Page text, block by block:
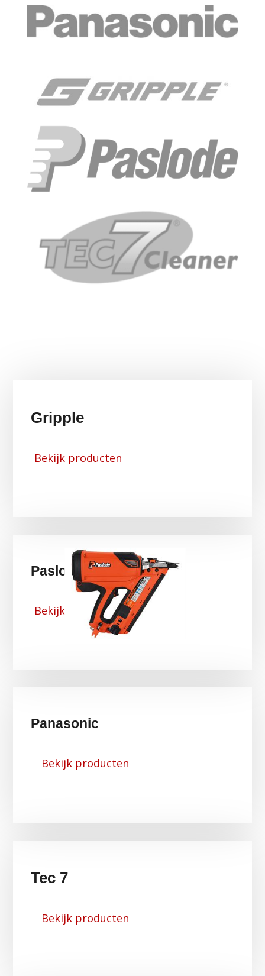
Gripple
Bekijk producten
Paslode
Bekijk producten
Panasonic
Bekijk producten
Tec 7
Bekijk producten